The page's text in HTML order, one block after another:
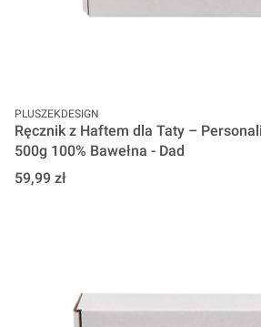
PRODUCENT
PLUSZEKDESIGN
Ręcznik z Haftem dla Taty –
500g 100% Bawełna - Dad
Cena
59,99 zł